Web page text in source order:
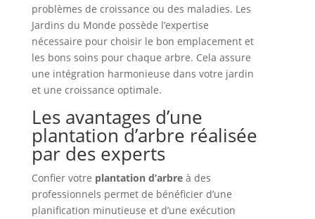
problèmes de croissance ou des maladies. Les
Jardins du Monde possède l’expertise
nécessaire pour choisir le bon emplacement et
les bons soins pour chaque arbre. Cela assure
une intégration harmonieuse dans votre jardin
et une croissance optimale.
Les avantages d’une
plantation d’arbre réalisée
par des experts
Confier votre plantation d’arbreà des
professionnels permet de bénéficier d’une
planification minutieuse et d’une exécution